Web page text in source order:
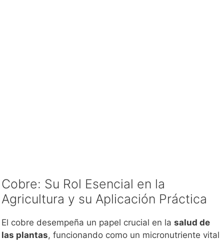
Cobre: Su Rol Esencial en la
Agricultura y su Aplicación Práctica
El cobre desempeña un papel crucial en la salud de
las plantas, funcionando como un micronutriente vital